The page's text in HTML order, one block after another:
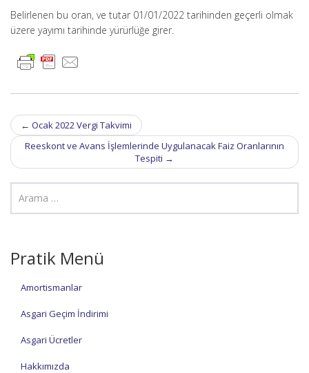
Belirlenen bu oran, ve tutar 01/01/2022 tarihinden geçerli olmak
üzere yayımı tarihinde yürürlüğe girer.
Post
navigation
← Ocak 2022 Vergi Takvimi
Reeskont ve Avans İşlemlerinde Uygulanacak Faiz Oranlarının
Tespiti →
Pratik Menü
Amortismanlar
Asgari Geçim İndirimi
Asgari Ücretler
Hakkımızda